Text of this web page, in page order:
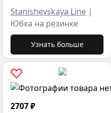
Stanishevskaya Line |
Юбка на резинке
Узнать больше
2707₽